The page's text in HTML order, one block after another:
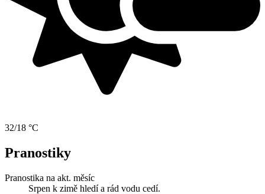
32/18 °C
Pranostiky
Pranostika na akt. měsíc
Srpen k zimě hledí a rád vodu cedí.